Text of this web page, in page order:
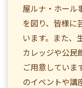
屋ルナ・ホール
を図り、皆様に
います。また、
カレッジや公民
ご用意していま
のイベントや講